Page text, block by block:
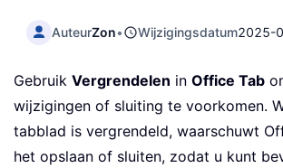
AuteurZon• Wijzigingsdatum2025-
Gebruik Vergrendelen in Office Tab
wijzigingen of sluiting te voorkomen.
tabblad is vergrendeld, waarschuwt
het opslaan of sluiten, zodat u kunt